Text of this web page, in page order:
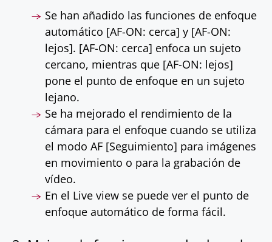
Se han añadido las funciones de enfoque
automático [AF-ON: cerca] y [AF-ON:
lejos]. [AF-ON: cerca] enfoca un sujeto
cercano, mientras que [AF-ON: lejos]
pone el punto de enfoque en un sujeto
lejano.
Se ha mejorado el rendimiento de la
cámara para el enfoque cuando se utiliza
el modo AF [Seguimiento] para imágenes
en movimiento o para la grabación de
vídeo.
En el Live view se puede ver el punto de
enfoque automático de forma fácil.